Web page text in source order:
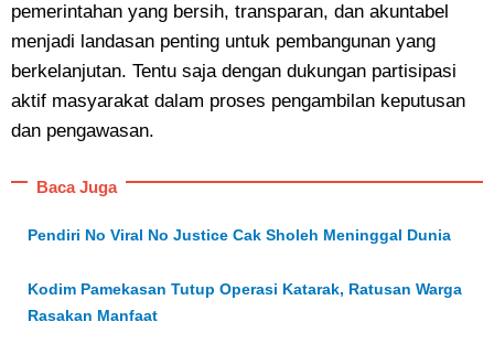
pemerintahan yang bersih, transparan, dan akuntabel
menjadi landasan penting untuk pembangunan yang
berkelanjutan. Tentu saja dengan dukungan partisipasi
aktif masyarakat dalam proses pengambilan keputusan
dan pengawasan.
Baca Juga
Pendiri No Viral No Justice Cak Sholeh Meninggal Dunia
Kodim Pamekasan Tutup Operasi Katarak, Ratusan Warga
Rasakan Manfaat